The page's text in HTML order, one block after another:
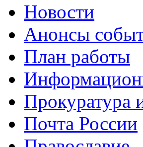
Новости
Анонсы
План работы
Прокуратура
Почта России